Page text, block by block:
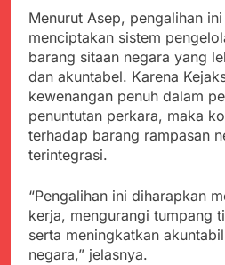
oleh
Juli
Juli
Juli
Juli
Menurut Asep, pengalihan
menciptakan sistem
barang sitaan negara yang
dan akuntabel. Karena
kewenangan penuh dalam
penuntutan perkara, maka
terhadap barang rampasan
terintegrasi.
“Pengalihan ini diharapkan
kerja, mengurangi tumpang
serta meningkatkan
negara,” jelasnya.